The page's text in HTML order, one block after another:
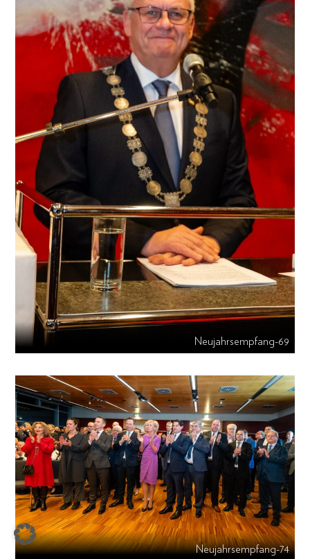
Neujahrsempfang-69
Neujahrsempfang-74